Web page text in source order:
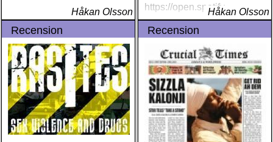
Håkan Olsson
https://open.spotifyHåkan Olsson
Recension Recension